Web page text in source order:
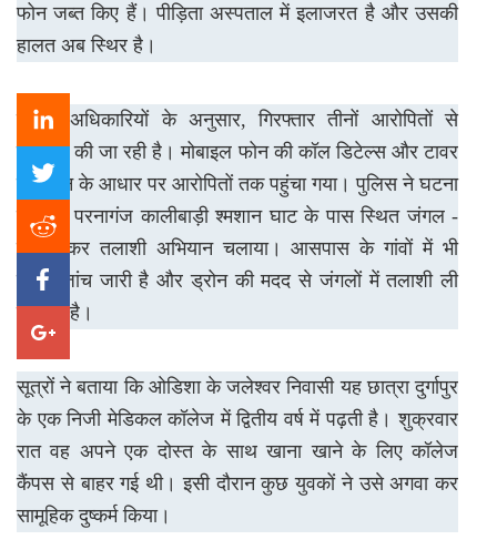
फोन जब्त किए हैं। पीड़िता अस्पताल में इलाजरत है और उसकी
हालत अब स्थिर है।
पुलिस अधिकारियों के अनुसार, गिरफ्तार तीनों आरोपितों से
पूछताछ की जा रही है। मोबाइल फोन की कॉल डिटेल्स और टावर
लोकेशन के आधार पर आरोपितों तक पहुंचा गया। पुलिस ने घटना
स्थल - परनागंज कालीबाड़ी श्मशान घाट के पास स्थित जंगल -
को घेरकर तलाशी अभियान चलाया। आसपास के गांवों में भी
सघन जांच जारी है और ड्रोन की मदद से जंगलों में तलाशी ली
जा रही है।
सूत्रों ने बताया कि ओडिशा के जलेश्वर निवासी यह छात्रा दुर्गापुर
के एक निजी मेडिकल कॉलेज में द्वितीय वर्ष में पढ़ती है। शुक्रवार
रात वह अपने एक दोस्त के साथ खाना खाने के लिए कॉलेज
कैंपस से बाहर गई थी। इसी दौरान कुछ युवकों ने उसे अगवा कर
सामूहिक दुष्कर्म किया।